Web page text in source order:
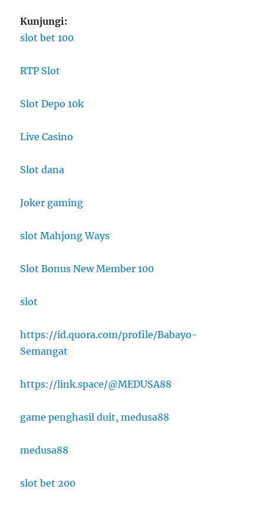
Kunjungi:
slot bet 100
RTP Slot
Slot Depo 10k
Live Casino
Slot dana
Joker gaming
slot Mahjong Ways
Slot Bonus New Member 100
slot
https://id.quora.com/profile/Babayo-
Semangat
https://link.space/@MEDUSA88
game penghasil duit, medusa88
medusa88
slot bet 200